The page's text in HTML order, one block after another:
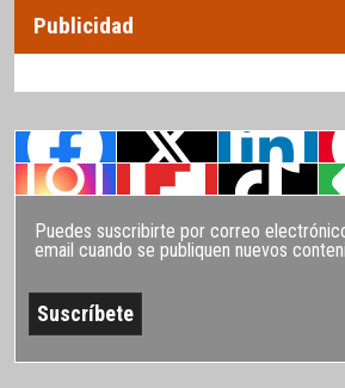
Publicidad
Puedes suscribirte por correo
email cuando se publiquen nuevos